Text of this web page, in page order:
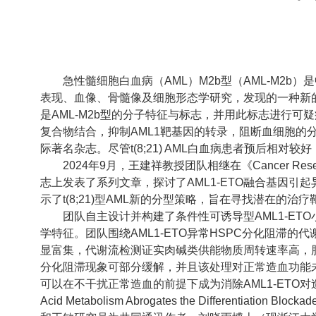
急性髓细胞白血病（AML）M2b型（AML-M2b）
表现、血像、骨髓像及细胞形态学研究，发现的一种
是AML-M2b型的分子特征与标志，并用此标志进行可
复合物结合，抑制AML1靶基因的转录，阻断血细胞的
际著名杂志。尽管t(8;21) AML白血病患者预后相对较
2024年9月，王建祥教授团队相继在《Cancer
志上发表了系列文章，探讨了AML1-ETO融合基因引
示了t(8;21)型AML新的分型策略，旨在寻找潜在的治疗
团队自主设计并构建了条件性可诱导型AML1-
学特征。团队围绕AML1-ETO异常HSPC分化阻滞的
显富集，代谢流检测证实肉碱类供能物质周转速率高
分化阻滞现象可部分缓解，并且该处理对正常造血功
可以在不干扰正常造血的前提下成为消除AML1-ETO
Acid Metabolism Abrogates the Differentiation